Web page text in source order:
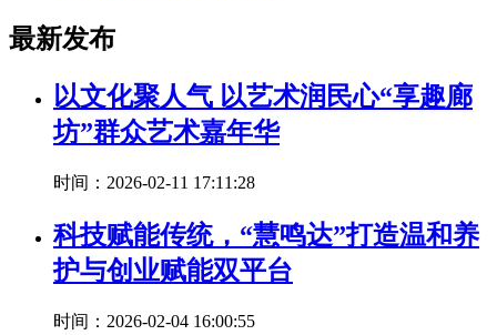
最新发布
以文化聚人气 以艺术润民心“享趣廊
坊”群众艺术嘉年华
时间：2026-02-11 17:11:28
科技赋能传统，“慧鸣达”打造温和养
护与创业赋能双平台
时间：2026-02-04 16:00:55